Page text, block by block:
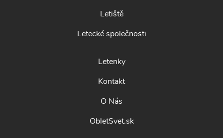
Letiště
Letecké společnosti
Letenky
Kontakt
O Nás
ObletSvet.sk